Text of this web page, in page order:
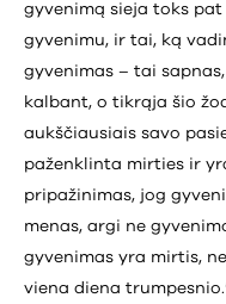
gyvenimą sieja toks
gyvenimu, ir tai, ką
gyvenimas – tai
kalbant, o tikrąja šio
aukščiausiais savo
paženklinta mirties ir
pripažinimas, jog
menas, argi ne
gyvenimas yra mirtis,
viena diena